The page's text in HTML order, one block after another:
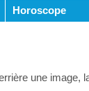
Horoscope
une